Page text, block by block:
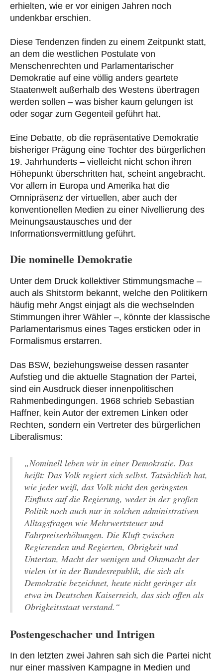
erhielten, wie er vor einigen Jahren noch
undenkbar erschien.
Diese Tendenzen finden zu einem Zeitpunkt statt,
an dem die westlichen Postulate von
Menschenrechten und Parlamentarischer
Demokratie auf eine völlig anders geartete
Staatenwelt außerhalb des Westens übertragen
werden sollen – was bisher kaum gelungen ist
oder sogar zum Gegenteil geführt hat.
Eine Debatte, ob die repräsentative Demokratie
bisheriger Prägung eine Tochter des bürgerlichen
19. Jahrhunderts – vielleicht nicht schon ihren
Höhepunkt überschritten hat, scheint angebracht.
Vor allem in Europa und Amerika hat die
Omnipräsenz der virtuellen, aber auch der
konventionellen Medien zu einer Nivellierung des
Meinungsaustausches und der
Informationsvermittlung geführt.
Die nominelle Demokratie
Unter dem Druck kollektiver Stimmungsmache –
auch als Shitstorm bekannt, welche den Politikern
häufig mehr Angst einjagt als die wechselnden
Stimmungen ihrer Wähler –, könnte der klassische
Parlamentarismus eines Tages ersticken oder in
Formalismus erstarren.
Das BSW, beziehungsweise dessen rasanter
Aufstieg und die aktuelle Stagnation der Partei,
sind ein Ausdruck dieser innenpolitischen
Rahmenbedingungen. 1968 schrieb Sebastian
Haffner, kein Autor der extremen Linken oder
Rechten, sondern ein Vertreter des bürgerlichen
Liberalismus:
„Nominell leben wir in einer Demokratie. Das
heißt: Das Volk regiert sich selbst. Tatsächlich hat,
wie jeder weiß, das Volk nicht den geringsten
Einfluss auf die Regierung, weder in der großen
Politik noch auch nur in solchen administrativen
Alltagsfragen wie Mehrwertsteuer und
Fahrpreiserhöhungen. Die Kluft zwischen
Regierenden und Regierten, Obrigkeit und
Untertan, Macht der wenigen und Ohnmacht der
vielen ist in der Bundesrepublik, die sich als
Demokratie bezeichnet, heute nicht geringer als
etwa im Deutschen Kaiserreich, das sich offen als
Obrigkeitsstaat verstand.“
Postengeschacher und Intrigen
In den letzten zwei Jahren sah sich die Partei nicht
nur einer massiven Kampagne in Medien und